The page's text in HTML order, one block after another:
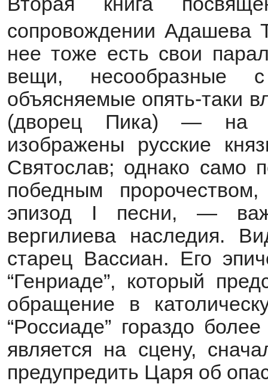
сопровождении Адашева
нее тоже есть свои
вещи, несообразные
объясняемые опять-таки
(дворец Пика) — на
изображены русские
Святослав; однако само
победным
эпизод I песни, —
вергилиева наследия.
старец Вассиан. Его
“Генриаде”, который
обращение в
“Россиаде” гораздо
является на сцену,
предупредить Царя об